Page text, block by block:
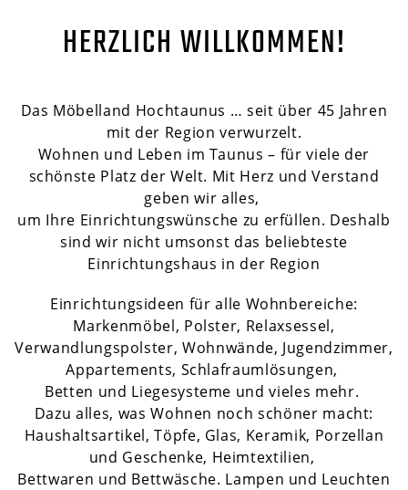
HERZLICH WILLKOMMEN!
Das Möbelland Hochtaunus … seit über 45 Jahren
mit der Region verwurzelt.
Wohnen und Leben im Taunus – für viele der
schönste Platz der Welt. Mit Herz und Verstand
geben wir alles,
um Ihre Einrichtungswünsche zu erfüllen. Deshalb
sind wir nicht umsonst das beliebteste
Einrichtungshaus in der Region
Einrichtungsideen für alle Wohnbereiche:
Markenmöbel, Polster, Relaxsessel,
Verwandlungspolster, Wohnwände, Jugendzimmer,
Appartements, Schlafraumlösungen,
Betten und Liegesysteme und vieles mehr.
Dazu alles, was Wohnen noch schöner macht:
Haushaltsartikel, Töpfe, Glas, Keramik, Porzellan
und Geschenke, Heimtextilien,
Bettwaren und Bettwäsche. Lampen und Leuchten